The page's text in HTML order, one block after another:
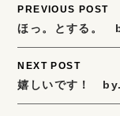
Post
navigation
PREVIOUS POST
ほっ。とする。
NEXT POST
嬉しいです！ by.